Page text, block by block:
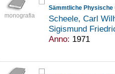
monografia
Sämmtliche Physische
Scheele, Carl
Sigismund
Anno: 1971